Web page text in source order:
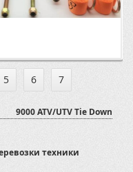
5 6 7
9000 ATV/UTV Tie Down
техники